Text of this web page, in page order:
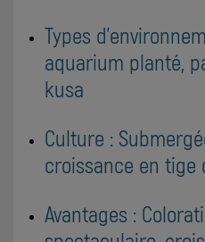
Types
aquarium planté,
kusa
Culture :
croissance en tige
Avantages :